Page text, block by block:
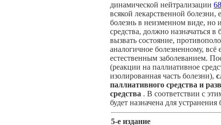
динамической нейтрализации 68
всякой лекарственной болезни,
болезнь в неизменном виде, но
средства, должно назначаться
вызвать состояние,
аналогичное болезненному,
естественным заболеванием.
(реакции на паллиативное
изолированная часть болезни),
паллиативного средства и
средства . В соответствии с
будет назначена для
5-e издание